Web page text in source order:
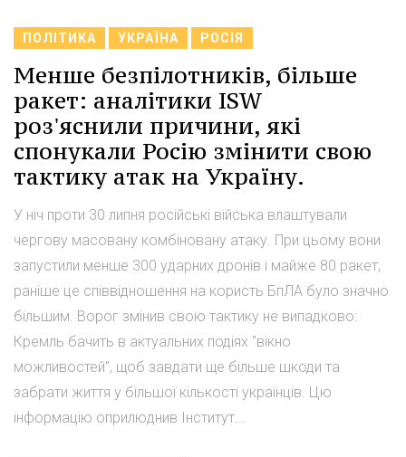
ПОЛІТИКА УКРАЇНА РОСІЯ
Менше безпілотників, більше
ракет: аналітики ISW
роз'яснили причини, які
спонукали Росію змінити свою
тактику атак на Україну.
У ніч проти 30 липня російські війська влаштували
чергову масовану комбіновану атаку. При цьому вони
запустили менше 300 ударних дронів і майже 80 ракет,
раніше це співвідношення на користь БпЛА було значно
більшим. Ворог змінив свою тактику не випадково:
Кремль бачить в актуальних подіях "вікно
можливостей", щоб завдати ще більше шкоди та
забрати життя у більшої кількості українців. Цю
інформацію оприлюднив Інститут...